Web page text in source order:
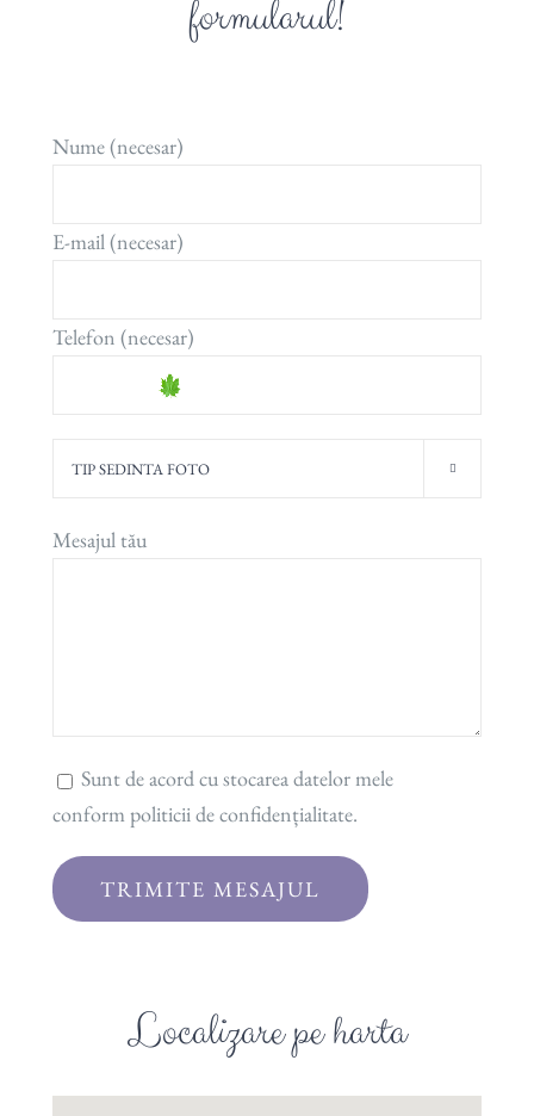
formularul!
Nume (necesar)
E-mail (necesar)
Telefon (necesar)

Mesajul tău
Sunt de acord cu stocarea datelor mele
conform politicii de confidențialitate.
Localizare pe harta